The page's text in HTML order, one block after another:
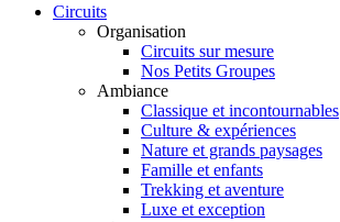
Circuits
Organisation
Circuits sur mesure
Nos Petits Groupes
Ambiance
Classique et incontournables
Culture & expériences
Nature et grands paysages
Famille et enfants
Trekking et aventure
Luxe et exception